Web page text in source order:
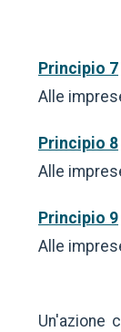
Principio 7
Alle
Principio 8
Alle
Principio 9
Alle
Un'azione